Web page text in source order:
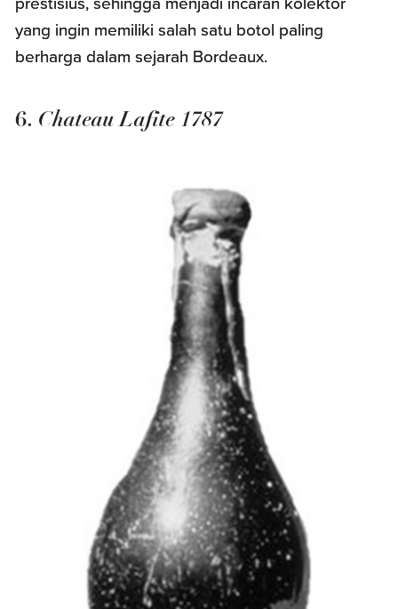
prestisius, sehingga menjadi incaran kolektor
yang ingin memiliki salah satu botol paling
berharga dalam sejarah Bordeaux.
6. Chateau Lafite 1787